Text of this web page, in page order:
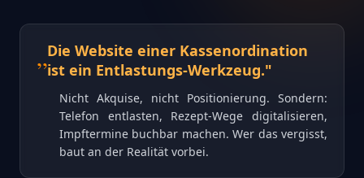
„Die Website einer Kassenordination
ist ein Entlastungs-Werkzeug."
Nicht Akquise, nicht Positionierung. Sondern:
Telefon entlasten, Rezept-Wege digitalisieren,
Impftermine buchbar machen. Wer das vergisst,
baut an der Realität vorbei.